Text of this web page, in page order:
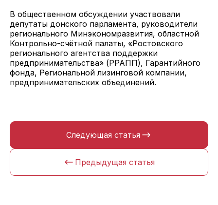
В общественном обсуждении участвовали
депутаты донского парламента, руководители
регионального Минэкономразвития, областной
Контрольно-счётной палаты, «Ростовского
регионального агентства поддержки
предпринимательства» (РРАПП), Гарантийного
фонда, Региональной лизинговой компании,
предпринимательских объединений.
Предыдущая статья
Следующая статья